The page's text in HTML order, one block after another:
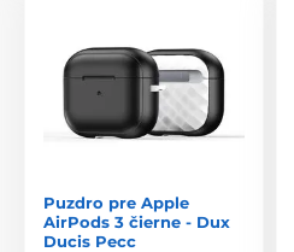
Puzdro pre Apple
AirPods 3 čierne - Dux
Ducis Pecc